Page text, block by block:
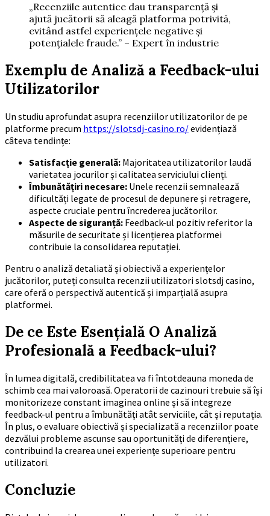
„Recenziile autentice dau transparență și
ajută jucătorii să aleagă platforma potrivită,
evitând astfel experiențele negative și
potențialele fraude.” – Expert în industrie
Exemplu de Analiză a Feedback-ului
Utilizatorilor
Un studiu aprofundat asupra recenziilor utilizatorilor de pe
platforme precum https://slotsdj-casino.ro/evidențiază
câteva tendințe:
Satisfacție generală: Majoritatea utilizatorilor laudă
varietatea jocurilor și calitatea serviciului clienți.
Îmbunătățiri necesare: Unele recenzii semnalează
dificultăți legate de procesul de depunere și retragere,
aspecte cruciale pentru încrederea jucătorilor.
Aspecte de siguranță: Feedback-ul pozitiv referitor la
măsurile de securitate și licențierea platformei
contribuie la consolidarea reputației.
Pentru o analiză detaliată și obiectivă a experiențelor
jucătorilor, puteți consulta recenzii utilizatori slotsdj casino,
care oferă o perspectivă autentică și imparțială asupra
platformei.
De ce Este Esențială O Analiză
Profesională a Feedback-ului?
În lumea digitală, credibilitatea va fi întotdeauna moneda de
schimb cea mai valoroasă. Operatorii de cazinouri trebuie să își
monitorizeze constant imaginea online și să integreze
feedback-ul pentru a îmbunătăți atât serviciile, cât și reputația.
În plus, o evaluare obiectivă și specializată a recenziilor poate
dezvălui probleme ascunse sau oportunități de diferențiere,
contribuind la crearea unei experiențe superioare pentru
utilizatori.
Concluzie